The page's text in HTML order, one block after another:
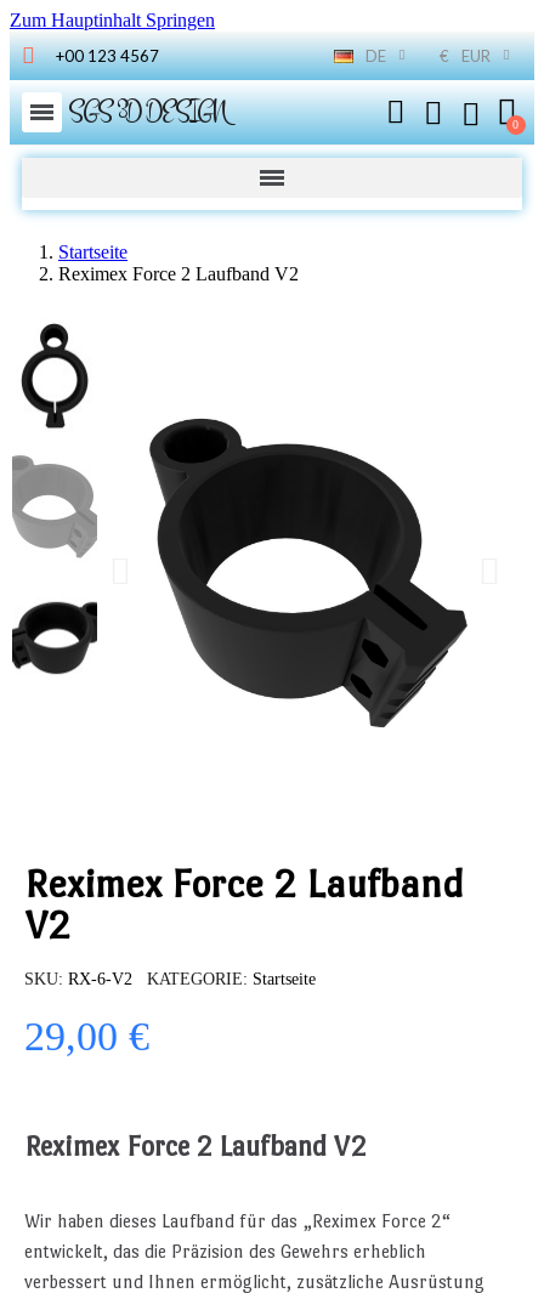
Zum Hauptinhalt Springen
+00 123 4567 DE € EUR
SGS 3D DESIGN
Startseite
Reximex Force 2 Laufband V2
Reximex Force 2 Laufband
V2
SKU RX-6-V2 KATEGORIE Startseite
29,00 €
Reximex Force 2 Laufband V2
Wir haben dieses Laufband für das „Reximex Force 2“
entwickelt, das die Präzision des Gewehrs erheblich
verbessert und Ihnen ermöglicht, zusätzliche Ausrüstung